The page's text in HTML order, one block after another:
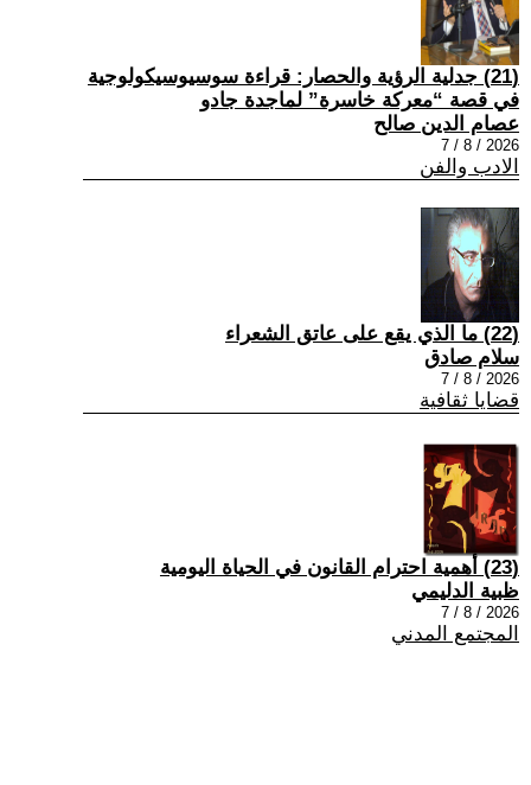
(21) جدلية الرؤية والحصار: قراءة سوسيوسيكولوجية
في قصة “معركة خاسرة” لماجدة جادو
عصام الدين صالح
2026 / 8 / 7
الادب والفن
(22) ما الذي يقع على عاتق الشعراء
سلام صادق
2026 / 8 / 7
قضايا ثقافية
(23) أهمية احترام القانون في الحياة اليومية
ظبية الدليمي
2026 / 8 / 7
المجتمع المدني